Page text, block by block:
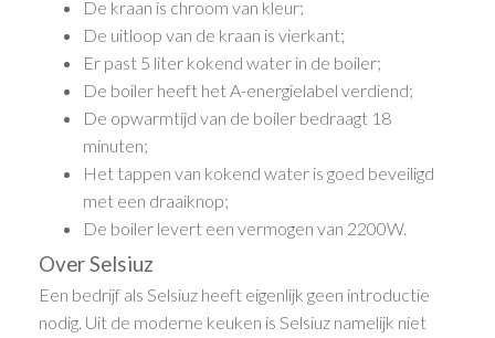
De kraan is chroom van kleur;
De uitloop van de kraan is vierkant;
Er past 5 liter kokend water in de boiler;
De boiler heeft het A-energielabel verdiend;
De opwarmtijd van de boiler bedraagt 18
minuten;
Het tappen van kokend water is goed beveiligd
met een draaiknop;
De boiler levert een vermogen van 2200W.
Over Selsiuz
Een bedrijf als Selsiuz heeft eigenlijk geen introductie
nodig. Uit de moderne keuken is Selsiuz namelijk niet